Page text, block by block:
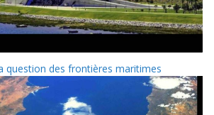
question des frontières maritimes